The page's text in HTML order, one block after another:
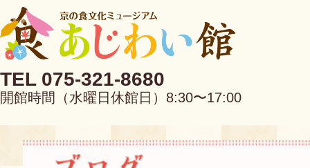
TEL 075-321-8680
開館時間（水曜日休館日）8:30〜17:00